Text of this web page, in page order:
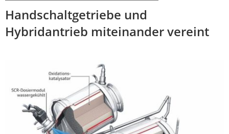
Handschaltgetriebe und
Hybridantrieb miteinander vereint